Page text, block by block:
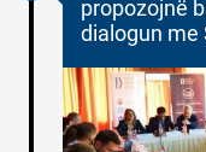
propozojnë
dialogun me